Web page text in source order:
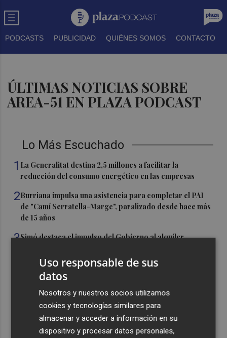
PODCASTS PUBLICIDAD QUIÉNES SOMOS CONTACTO
ÚLTIMAS NOTICIAS SOBRE
AREA-51 EN PLAZA PODCAST
Lo Más Escuchado
1 La Generalitat destina 2,5 millones a facilitar la
reducción del consumo energético en las empresas
2Burriana impulsa una asistencia para completar el PAI
de "Camí Serratella-Marge", paralizado desde hace más
de 15 años
3Simó destaca el impulso del Gobierno al alquiler
euros de Carrasco"
Castelló adjudica a Civicons por 600.500 euros las
obras de reforma de la tenencia de alcaldía sur
Castelló acelera el montaje de la infraestructura en las
playas y el Planetari del eclipse para convertirlo en "un
evento histórico"
Uso responsable de sus
datos
Nosotros y nuestros socios utilizamos
cookies y tecnologías similares para
almacenar y acceder a información en su
dispositivo y procesar datos personales,